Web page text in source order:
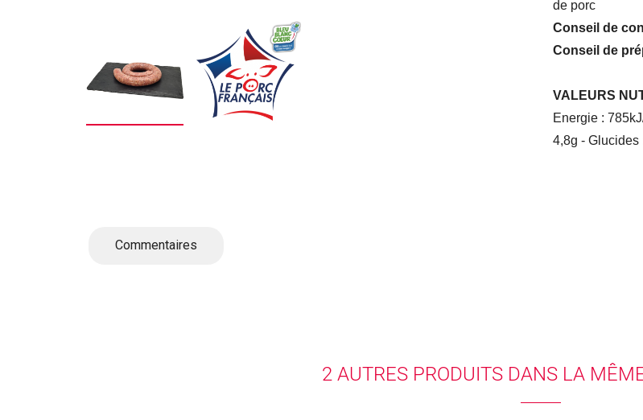
de porc
Conseil de
Conseil de
VALEURS
Energie :
4,8g - Glucides
Commentaires
2 AUTRES PRODUITS DANS LA